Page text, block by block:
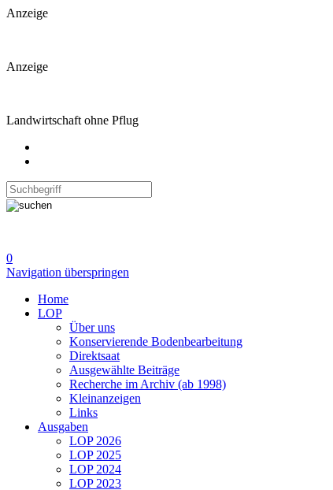
Anzeige
Anzeige
Landwirtschaft ohne Pflug
0
Navigation überspringen
Home
LOP
Über uns
Konservierende Bodenbearbeitung
Direktsaat
Ausgewählte Beiträge
Recherche im Archiv (ab 1998)
Kleinanzeigen
Links
Ausgaben
LOP 2026
LOP 2025
LOP 2024
LOP 2023